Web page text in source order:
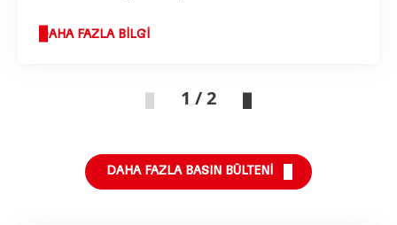
DAHA FAZLA BILGI
1 / 2
DAHA FAZLA BASIN BÜLTENI